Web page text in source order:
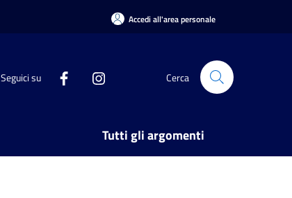
Accedi all'area personale
Seguici su Cerca
Tutti gli argomenti